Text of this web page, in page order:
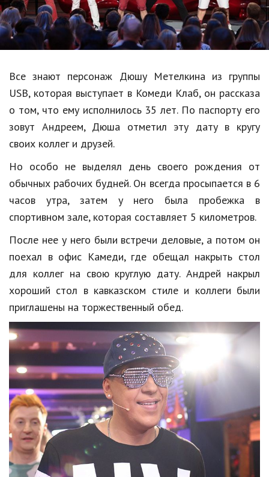
Культура
Авто, мото
Знаменитости
Статьи
Обзоры
Рецепты
Красота и здоровье
Hi-Tech. Интернет
Авто, мото
Дом и сад
Недвижимость
Спорт и фитнес
Психология и отношения
Творчество и рукоделие
Разное
Работа и бизнес
Животные
Еда и напитки
Все знают персонаж Дюшу Метелкина из группы
USB, которая выступает в Комеди Клаб, он рассказа
о том, что ему исполнилось 35 лет. По паспорту его
зовут Андреем, Дюша отметил эту дату в кругу
своих коллег и друзей.
Но особо не выделял день своего рождения от
обычных рабочих будней. Он всегда просыпается в 6
часов утра, затем у него была пробежка в
спортивном зале, которая составляет 5 километров.
После нее у него были встречи деловые, а потом он
поехал в офис Камеди, где обещал накрыть стол
для коллег на свою круглую дату. Андрей накрыл
хороший стол в кавказском стиле и коллеги были
приглашены на торжественный обед.